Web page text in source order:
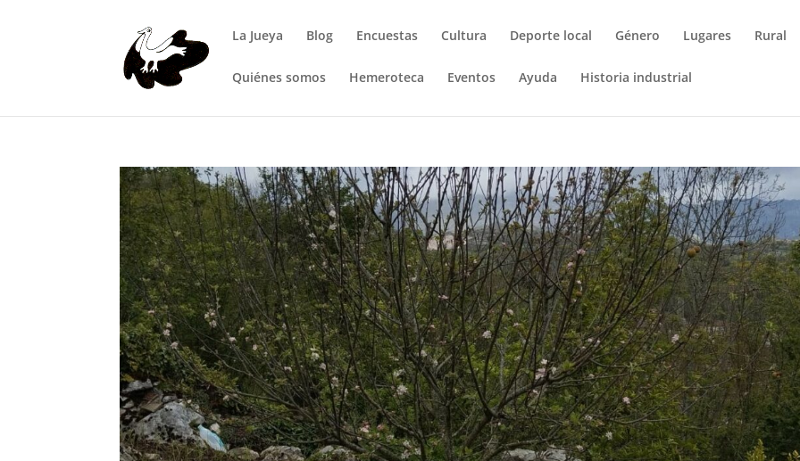
La Jueya Blog Encuestas Cultura Deporte local Género Lugares Rural
Quiénes somos Hemeroteca Eventos Ayuda Historia industrial